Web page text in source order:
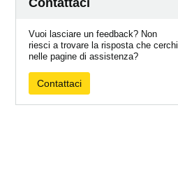
Contattaci
Vuoi lasciare un feedback? Non
riesci a trovare la risposta che cerchi
nelle pagine di assistenza?
Contattaci